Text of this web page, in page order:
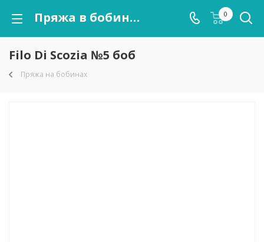
Пряжа в бобинах Filo Di Scozia №5 боб оптом 0
Filo Di Scozia №5 боб
Пряжа на бобинах